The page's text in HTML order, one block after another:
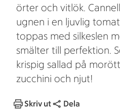
örter och vitlök.
ugnen i en ljuvlig
toppas med silkeslen
smälter till perfektion.
krispig sallad på
zucchini och njut!
Skriv ut Dela